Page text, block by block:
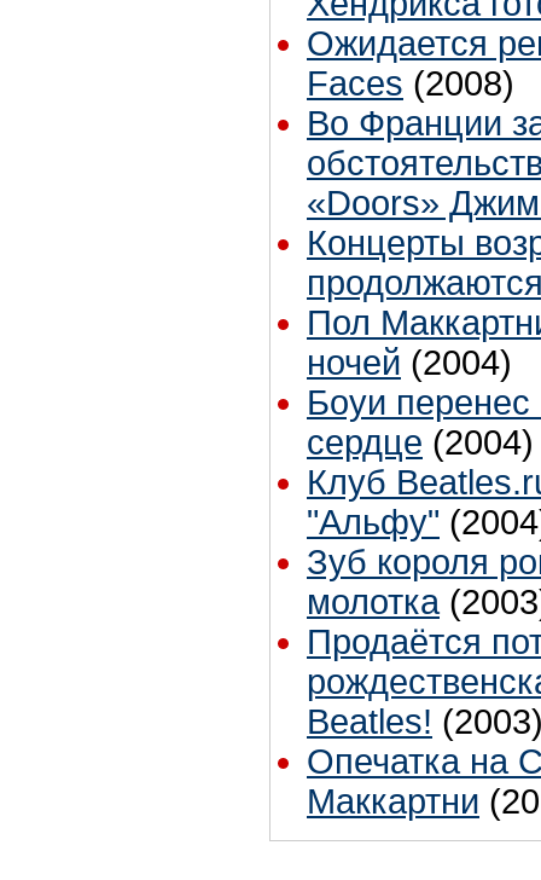
Ожидается
Faces (2008)
Во Франции
«Doors»
Концерты
Пол
ночей (2004)
Боуи
сердце (2004)
Клуб
"Альфу"
Зуб короля
молотка
Продаётся
Beatles!
Опечатка на
Маккартни